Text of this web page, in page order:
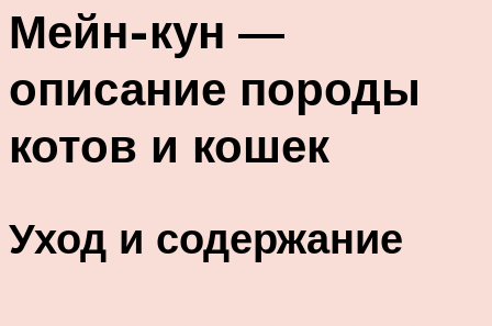
Мейн-кун —
описание породы
котов и кошек
Уход и содержание